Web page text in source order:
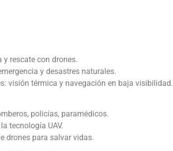
rescate con drones.
y desastres naturales.
visión térmica y navegación en baja visibilidad.
policías, paramédicos.
tecnología UAV.
drones para salvar vidas.